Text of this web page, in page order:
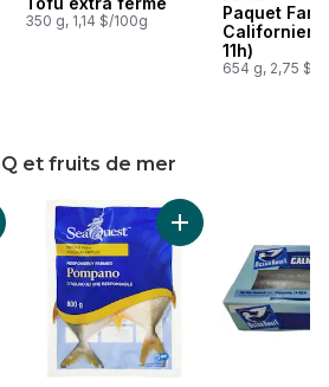
350 g, 1,14 $/100g
Paquet
Californien
11h)
654 g, 2,75 $/
et fruits de mer
BBQ et fruits de mer
Darnes de pangasius au panier
Ajouter Pompano